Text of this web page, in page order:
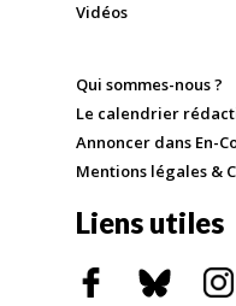
Vidéos
Qui sommes-nous ?
Le calendrier
Annoncer dans En-
Mentions légales &
Liens utiles